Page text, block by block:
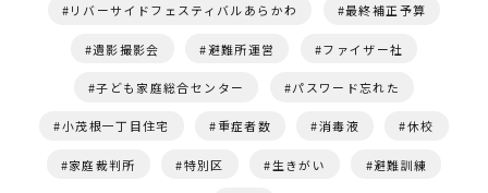
リバーサイドフェスティバルあらかわ 最終補正予算
遺影撮影会 避難所運営 ファイザー社
子ども家庭総合センター パスワード忘れた
小茂根一丁目住宅 重症者数 消毒液 休校
家庭裁判所 特別区 生きがい 避難訓練